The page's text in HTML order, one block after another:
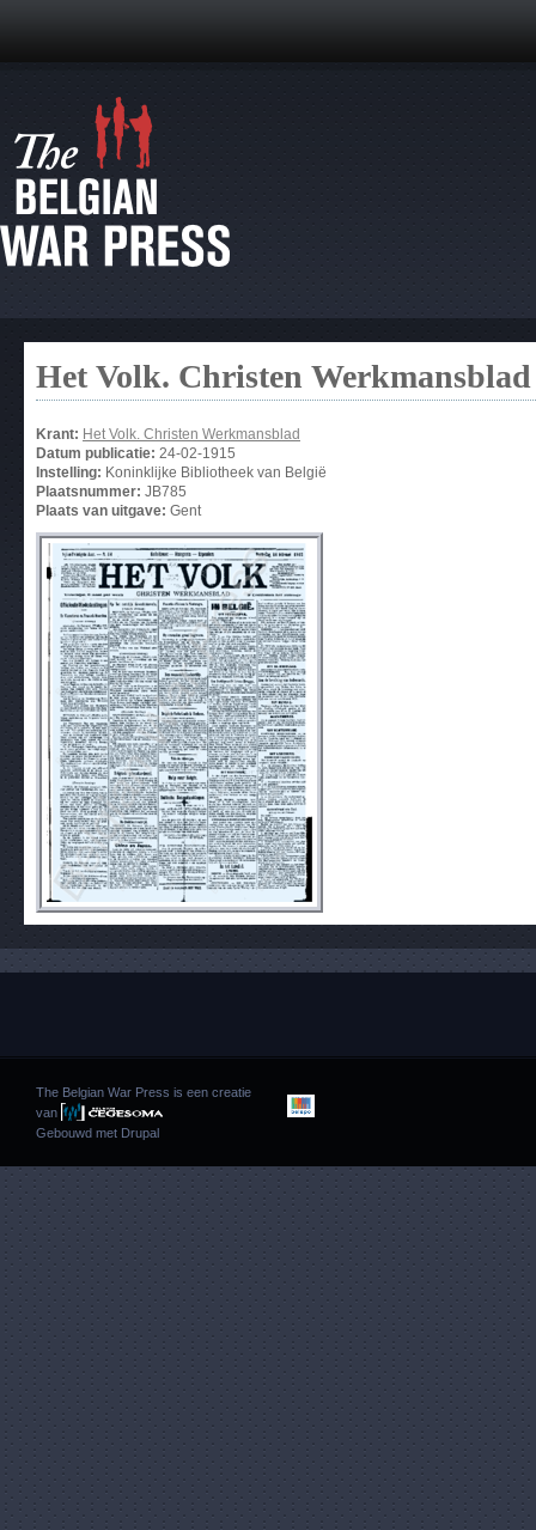
Het Volk. Christen Werkmansblad
Krant: Het Volk. Christen Werkmansblad
Datum publicatie: 24-02-1915
Instelling: Koninklijke Bibliotheek van België
Plaatsnummer: JB785
Plaats van uitgave: Gent
The Belgian War Press is een creatie
van
Gebouwd met Drupal